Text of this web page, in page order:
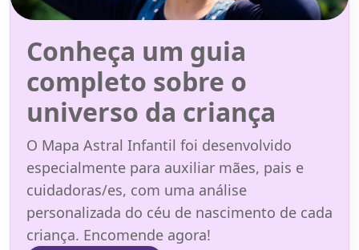
Conheça um guia
completo sobre o
universo da criança
O Mapa Astral Infantil foi desenvolvido
especialmente para auxiliar mães, pais e
cuidadoras/es, com uma análise
personalizada do céu de nascimento de cada
criança. Encomende agora!